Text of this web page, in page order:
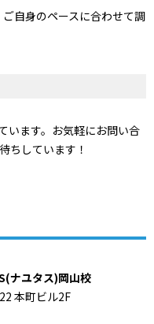
自身のペースに合わせて調
います。お気軽にお問い合
ちしています！
ナユタス)岡山校
本町ビル2F